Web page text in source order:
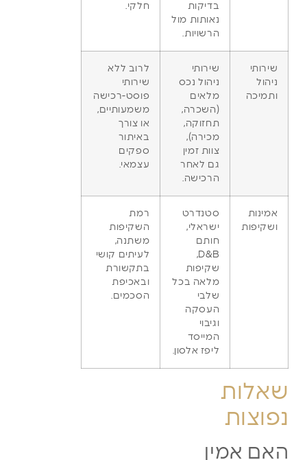
בדיקות
נאותות מול
הרשויות.
חלקי.
שירותי
ניהול
ותמיכה
שירותי
ניהול נכס
מלאים
(השכרה,
תחזוקה,
מכירה),
צוות זמין
גם לאחר
הרכישה.
לרוב ללא
שירותי
פוסט-רכישה
משמעותיים,
או צורך
באיתור
ספקים
עצמאי.
אמינות
ושקיפות
סטנדרט
ישראלי,
חותם
D&B,
שקיפות
מלאה בכל
שלבי
העסקה
וגיבוי
המייסד
ליפז אלסון.
רמת
השקיפות
משתנה,
לעיתים קושי
בתקשורת
ובאכיפת
הסכמים.
שאלות
נפוצות
האם אמין